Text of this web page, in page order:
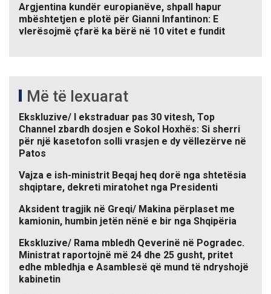
Argjentina kundër europianëve, shpall hapur
mbështetjen e plotë për Gianni Infantinon: E
vlerësojmë çfarë ka bërë në 10 vitet e fundit
Më të lexuarat
Ekskluzive/ I ekstraduar pas 30 vitesh, Top
Channel zbardh dosjen e Sokol Hoxhës: Si sherri
për një kasetofon solli vrasjen e dy vëllezërve në
Patos
Vajza e ish-ministrit Beqaj heq dorë nga shtetësia
shqiptare, dekreti miratohet nga Presidenti
Aksident tragjik në Greqi/ Makina përplaset me
kamionin, humbin jetën nënë e bir nga Shqipëria
Ekskluzive/ Rama mbledh Qeverinë në Pogradec.
Ministrat raportojnë më 24 dhe 25 gusht, pritet
edhe mbledhja e Asamblesë që mund të ndryshojë
kabinetin